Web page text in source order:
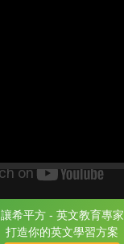
讓希平方 - 英文教育專家
打造你的英文學習方案
片尾有
攻其不背